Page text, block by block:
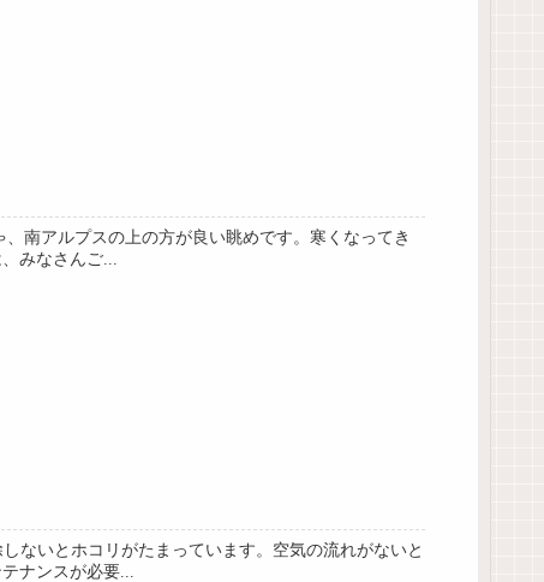
南アルプスの上の方が良い眺めです。寒くなってき
みなさんご...
ないとホコリがたまっています。空気の流れがないと
ナンスが必要...